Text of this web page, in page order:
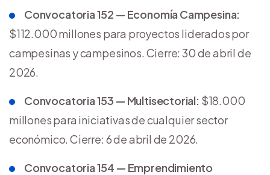
Convocatoria 152 — Economía Campesina:
$112.000 millones para proyectos liderados por
campesinas y campesinos. Cierre: 30 de abril de
2026.
Convocatoria 153 — Multisectorial: $18.000
millones para iniciativas de cualquier sector
económico. Cierre: 6 de abril de 2026.
Convocatoria 154 — Emprendimiento